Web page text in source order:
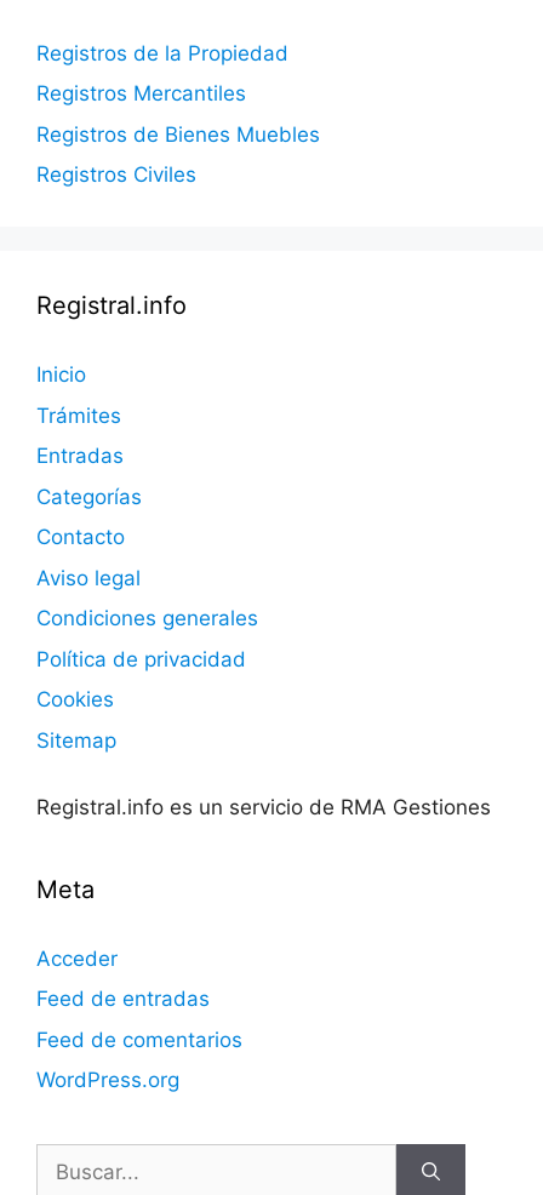
Registros de la Propiedad
Registros Mercantiles
Registros de Bienes Muebles
Registros Civiles
Registral.info
Inicio
Trámites
Entradas
Categorías
Contacto
Aviso legal
Condiciones generales
Política de privacidad
Cookies
Sitemap
Registral.info es un servicio de RMA Gestiones
Meta
Acceder
Feed de entradas
Feed de comentarios
WordPress.org
Buscar: